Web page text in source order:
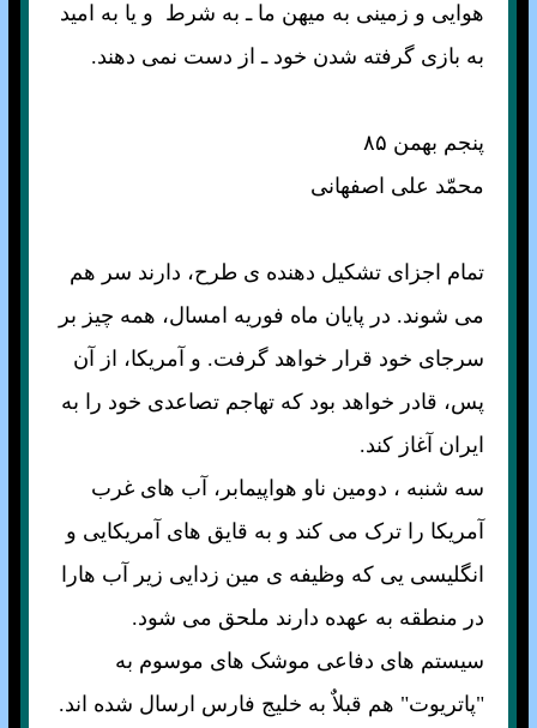
هوايی و زمينی به ميهن ما ـ به شرط و يا به اميد
به بازی گرفته شدن خود ـ از دست نمی دهند.
پنجم بهمن ۸۵
محمّد علی اصفهانی
تمام اجزای تشکيل دهنده ی طرح، دارند سر هم
می شوند. در پايان ماه فوريه امسال، همه چيز بر
سرجای خود قرار خواهد گرفت. و آمريکا، از آن
پس، قادر خواهد بود که تهاجم تصاعدی خود را به
ايران آغاز کند.
سه شنبه ، دومين ناو هواپيمابر، آب های غرب
آمريکا را ترک می کند و به قايق های آمريکايی و
انگليسی يی که وظيفه ی مين زدايی زير آب هارا
در منطقه به عهده دارند ملحق می شود.
سيستم های دفاعی موشک های موسوم به
"پاتريوت" هم قبلاٌ به خليج فارس ارسال شده اند.